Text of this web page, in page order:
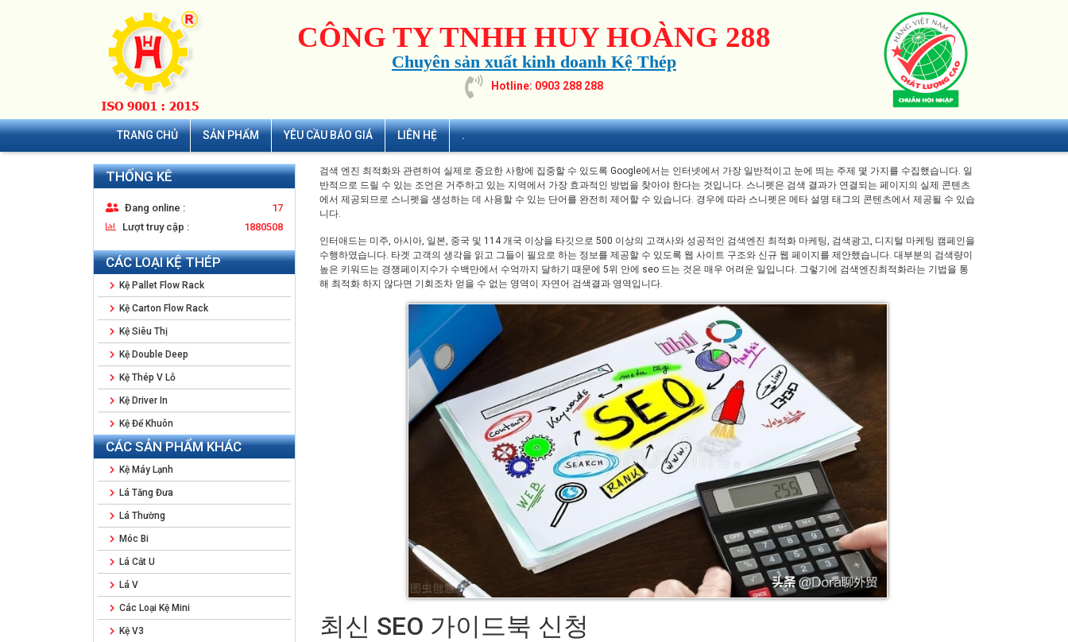
CÔNG TY TNHH HUY HOÀNG 288
Chuyên sản xuất kinh doanh Kệ Thép
Hotline: 0903 288 288
TRANG CHỦ SẢN PHẨM YÊU CẦU BÁO GIÁ LIÊN HỆ .
THỐNG KÊ
Đang online :
17
Lượt truy cập :
1880508
CÁC LOẠI KỆ THÉP
Kệ Pallet Flow Rack
Kệ Carton Flow Rack
Kệ Siêu Thị
Kệ Double Deep
Kệ Thép V Lỗ
Kệ Driver In
Kệ Để Khuôn
CÁC SẢN PHẨM KHÁC
Kệ Máy Lạnh
Lá Tăng Đưa
Lá Thường
Móc Bi
Lá Cắt U
Lá V
Các Loại Kệ Mini
Kệ V3
검색 엔진 최적화와 관련하여 실제로 중요한 사항에 집중할 수 있도록 Google에서는 인터넷에서 가장 일반적이고 눈에 띄는 주제 몇 가지를 수집했습니다. 일
반적으로 드릴 수 있는 조언은 거주하고 있는 지역에서 가장 효과적인 방법을 찾아야 한다는 것입니다. 스니펫은 검색 결과가 연결되는 페이지의 실제 콘텐츠
에서 제공되므로 스니펫을 생성하는 데 사용할 수 있는 단어를 완전히 제어할 수 있습니다. 경우에 따라 스니펫은 메타 설명 태그의 콘텐츠에서 제공될 수 있습
니다.
인터애드는 미주, 아시아, 일본, 중국 및 114 개국 이상을 타깃으로 500 이상의 고객사와 성공적인 검색엔진 최적화 마케팅, 검색광고, 디지털 마케팅 캠페인을
수행하였습니다. 타겟 고객의 생각을 읽고 그들이 필요로 하는 정보를 제공할 수 있도록 웹 사이트 구조와 신규 웹 페이지를 제안했습니다. 대부분의 검색량이
높은 키워드는 경쟁페이지수가 수백만에서 수억까지 달하기 때문에 5위 안에 seo 드는 것은 매우 어려운 일입니다. 그렇기에 검색엔진최적화라는 기법을 통
해 최적화 하지 않다면 기회조차 얻을 수 없는 영역이 자연어 검색결과 영역입니다.
최신 SEO 가이드북 신청